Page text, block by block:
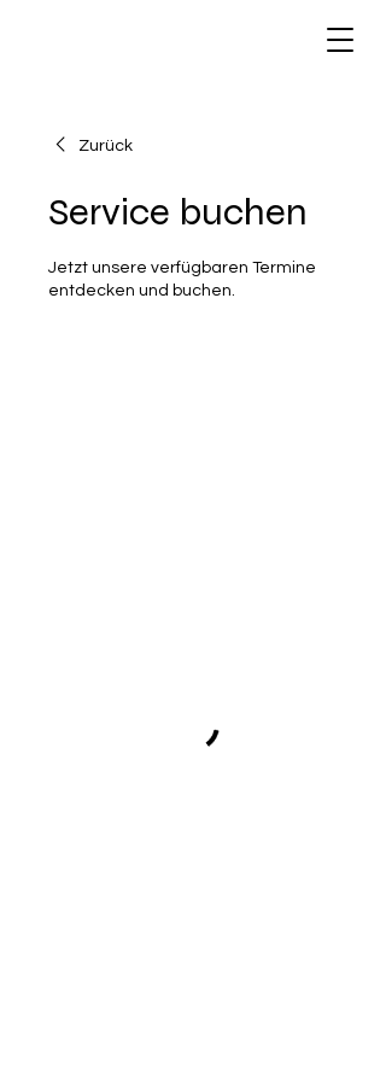
Zurück
Service buchen
Jetzt unsere verfügbaren Termine
entdecken und buchen.